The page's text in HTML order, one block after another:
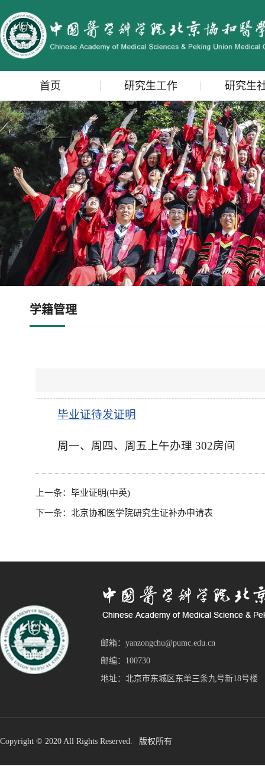
首页 研究生工作 研究生
学籍管理
毕业证待发证明
周一、周四、周五上午办理 302房间
上一条： 毕业证明(中英)
下一条： 北京协和医学院研究生证补办申请表
邮箱：yanzongchu@pumc.edu.cn
邮编：100730
地址：北京市东城区东单三条九号新18号楼
Copyright © 2020 All Rights Reserved. 版权所有